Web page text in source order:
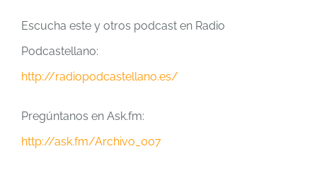
Escucha este y otros podcast en Radio
Podcastellano:
http://radiopodcastellano.es/
Pregúntanos en Ask.fm:
http://ask.fm/Archivo_007